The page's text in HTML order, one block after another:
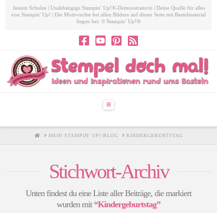
Jasmin Schulze | Unabhängige Stampin’ Up!®-Demonstratorin | Deine Quelle für alles
von Stampin' Up! | Die Motivrechte bei allen Bildern auf dieser Seite mit Bastelmaterial
liegen bei: © Stampin’ Up!®
Navigation
HOMEMEIN STAMPIN' UP!-BLOG KINDERGEBURTSTAG
Stichwort-Archiv
Unten findest du eine Liste aller Beiträge, die markiert
wurden mit “Kindergeburtstag”